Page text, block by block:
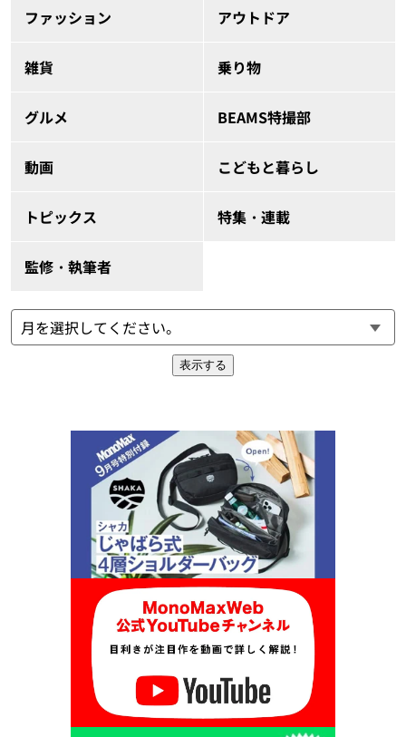
ファッション アウトドア
雑貨 乗り物
グルメ BEAMS特撮部
動画 こどもと暮らし
トピックス 特集・連載
監修・執筆者
表示する